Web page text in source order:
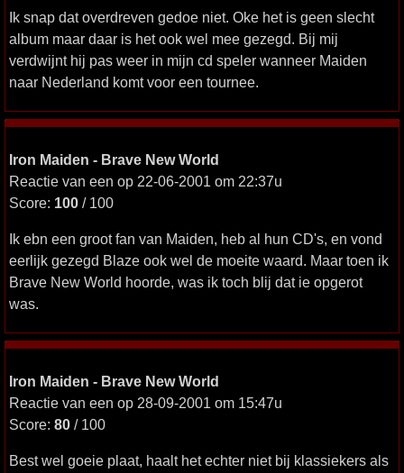
Ik snap dat overdreven gedoe niet. Oke het is geen slecht
album maar daar is het ook wel mee gezegd. Bij mij
verdwijnt hij pas weer in mijn cd speler wanneer Maiden
naar Nederland komt voor een tournee.
Iron Maiden - Brave New World
Reactie van een op 22-06-2001 om 22:37u
Score: 100 / 100
Ik ebn een groot fan van Maiden, heb al hun CD's, en vond
eerlijk gezegd Blaze ook wel de moeite waard. Maar toen ik
Brave New World hoorde, was ik toch blij dat ie opgerot
was.
Iron Maiden - Brave New World
Reactie van een op 28-09-2001 om 15:47u
Score: 80 / 100
Best wel goeie plaat, haalt het echter niet bij klassiekers als